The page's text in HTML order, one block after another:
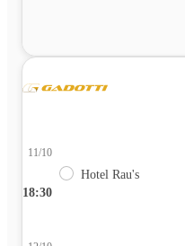
18:30
11/10
Hotel Rau's